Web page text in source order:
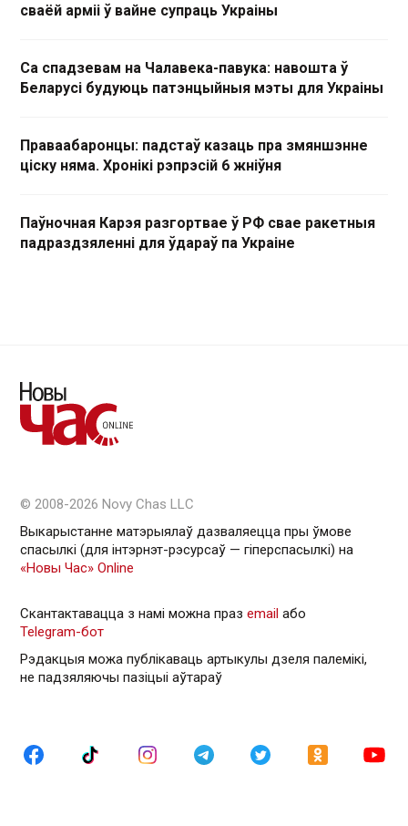
сваёй арміі ў вайне супраць Украіны
Са спадзевам на Чалавека-павука: навошта ў
Беларусі будуюць патэнцыйныя мэты для Украіны
Праваабаронцы: падстаў казаць пра змяншэнне
ціску няма. Хронікі рэпрэсій 6 жніўня
Паўночная Карэя разгортвае ў РФ свае ракетныя
падраздзяленні для ўдараў па Украіне
© 2008-2026 Novy Chas LLC
Выкарыстанне матэрыялаў дазваляецца пры ўмове
спасылкі (для інтэрнэт-рэсурсаў — гiперспасылкi) на
«Новы Час» Online
Скантактавацца з намі можна праз email або
Telegram-бот
Рэдакцыя можа публікаваць артыкулы дзеля палемікі,
не падзяляючы пазіцыі аўтараў